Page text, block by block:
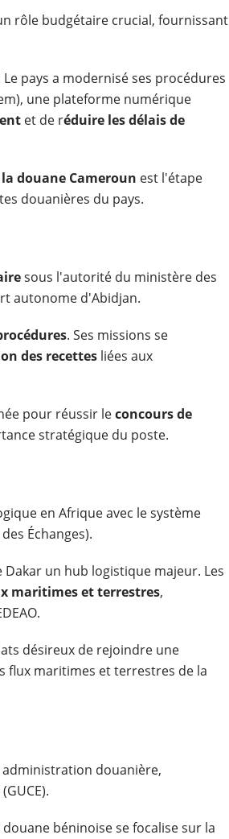
rôle budgétaire crucial, fournissant
pays a modernisé ses procédures
une plateforme numérique
et de réduire les délais de
douane Cameroun est l'étape
douanières du pays.
sous l'autorité du ministère des
autonome d'Abidjan.
. Ses missions se
des recettesliées aux
pour réussir leconcours de
stratégique du poste.
en Afrique avec le système
Échanges).
un hub logistique majeur. Les
maritimes et terrestres,
désireux de rejoindre une
flux maritimes et terrestres de la
douanière,
béninoise se focalise sur la